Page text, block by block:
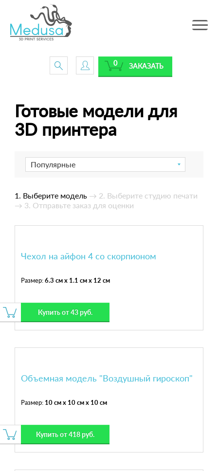
Toggle
ЗАКАЗАТЬ
0
Готовые модели для
3D принтера
Популярные
1. Выберите модель → 2. Выберите студию печати
→ 3. Отправьте заказ для оценки
Чехол на айфон 4 со скорпионом
Размер:6.3 см x 1.1 см x 12 см
Купить от 43 руб.
Объемная модель "Воздушный гироскоп"
Размер: 10 см x 10 см x 10 см
Купить от 418 руб.